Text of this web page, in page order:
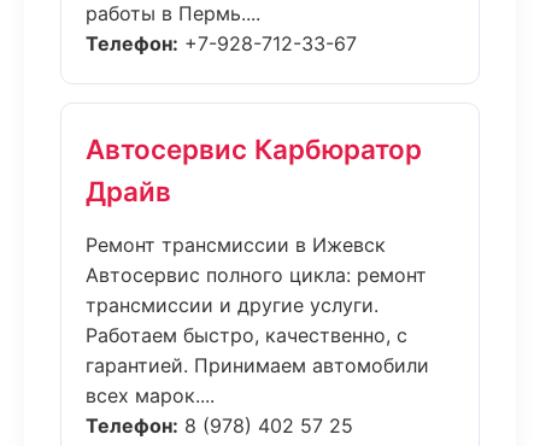
работы в Пермь....
Телефон: +7-928-712-33-67
Автосервис Карбюратор
Драйв
Ремонт трансмиссии в Ижевск
Автосервис полного цикла: ремонт
трансмиссии и другие услуги.
Работаем быстро, качественно, с
гарантией. Принимаем автомобили
всех марок....
Телефон: 8 (978) 402 57 25